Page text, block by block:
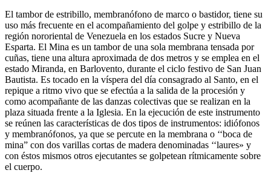
El tambor de estribillo, membranófono de marco o bastidor, tiene su
uso más frecuente en el acompañamiento del golpe y estribillo de la
región nororiental de Venezuela en los estados Sucre y Nueva
Esparta. El Mina es un tambor de una sola membrana tensada por
cuñas, tiene una altura aproximada de dos metros y se emplea en el
estado Miranda, en Barlovento, durante el ciclo festivo de San Juan
Bautista. Es tocado en la víspera del día consagrado al Santo, en el
repique a ritmo vivo que se efectúa a la salida de la procesión y
como acompañante de las danzas colectivas que se realizan en la
plaza situada frente a la Iglesia. En la ejecución de este instrumento
se reúnen las características de dos tipos de instrumentos: idiófonos
y membranófonos, ya que se percute en la membrana o ‘‘boca de
mina” con dos varillas cortas de madera denominadas ‘‘laures» y
con éstos mismos otros ejecutantes se golpetean rítmicamente sobre
el cuerpo.